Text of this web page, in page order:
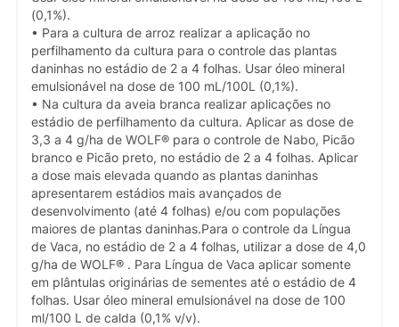
(0,1%).
• Para a cultura de arroz realizar a aplicação no
perfilhamento da cultura para o controle das plantas
daninhas no estádio de 2 a 4 folhas. Usar óleo mineral
emulsionável na dose de 100 mL/100L (0,1%).
• Na cultura da aveia branca realizar aplicações no
estádio de perfilhamento da cultura. Aplicar as dose de
3,3 a 4 g/ha de WOLF® para o controle de Nabo, Picão
branco e Picão preto, no estádio de 2 a 4 folhas. Aplicar
a dose mais elevada quando as plantas daninhas
apresentarem estádios mais avançados de
desenvolvimento (até 4 folhas) e/ou com populações
maiores de plantas daninhas.Para o controle da Língua
de Vaca, no estádio de 2 a 4 folhas, utilizar a dose de 4,0
g/ha de WOLF® . Para Língua de Vaca aplicar somente
em plântulas originárias de sementes até o estádio de 4
folhas. Usar óleo mineral emulsionável na dose de 100
ml/100 L de calda (0,1% v/v).